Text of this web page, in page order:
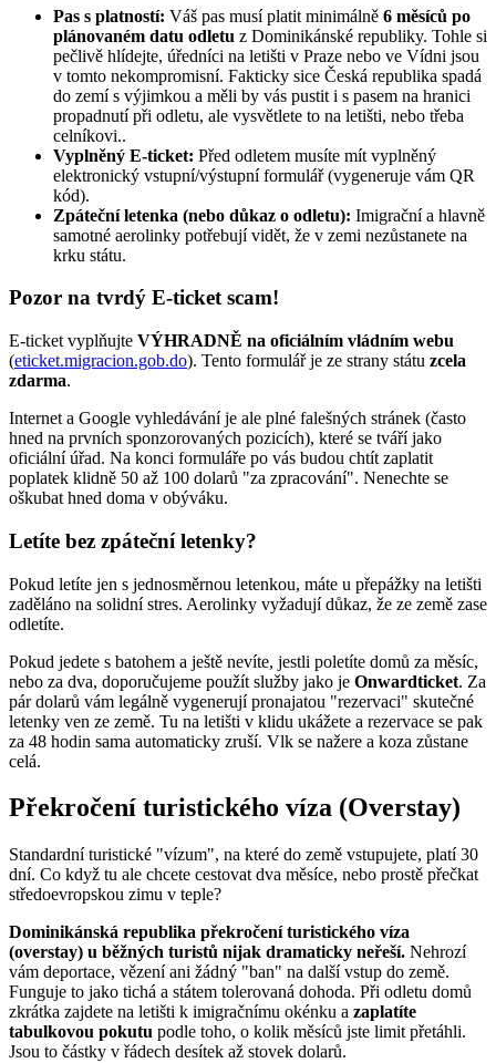
Pas s platností: Váš pas musí platit minimálně 6 měsíců po
plánovaném datu odletu z Dominikánské republiky. Tohle si
pečlivě hlídejte, úředníci na letišti v Praze nebo ve Vídni jsou
v tomto nekompromisní. Fakticky sice Česká republika spadá
do zemí s výjimkou a měli by vás pustit i s pasem na hranici
propadnutí při odletu, ale vysvětlete to na letišti, nebo třeba
celníkovi..
Vyplněný E-ticket: Před odletem musíte mít vyplněný
elektronický vstupní/výstupní formulář (vygeneruje vám QR
kód).
Zpáteční letenka (nebo důkaz o odletu): Imigrační a hlavně
samotné aerolinky potřebují vidět, že v zemi nezůstanete na
krku státu.
Pozor na tvrdý E-ticket scam!
E-ticket vyplňujte VÝHRADNĚ na oficiálním vládním webu
(eticket.migracion.gob.do). Tento formulář je ze strany státu zcela
zdarma.
Internet a Google vyhledávání je ale plné falešných stránek (často
hned na prvních sponzorovaných pozicích), které se tváří jako
oficiální úřad. Na konci formuláře po vás budou chtít zaplatit
poplatek klidně 50 až 100 dolarů "za zpracování". Nenechte se
oškubat hned doma v obýváku.
Letíte bez zpáteční letenky?
Pokud letíte jen s jednosměrnou letenkou, máte u přepážky na letišti
zaděláno na solidní stres. Aerolinky vyžadují důkaz, že ze země zase
odletíte.
Pokud jedete s batohem a ještě nevíte, jestli poletíte domů za měsíc,
nebo za dva, doporučujeme použít služby jako je Onwardticket. Za
pár dolarů vám legálně vygenerují pronajatou "rezervaci" skutečné
letenky ven ze země. Tu na letišti v klidu ukážete a rezervace se pak
za 48 hodin sama automaticky zruší. Vlk se nažere a koza zůstane
celá.
Překročení turistického víza (Overstay)
Standardní turistické "vízum", na které do země vstupujete, platí 30
dní. Co když tu ale chcete cestovat dva měsíce, nebo prostě přečkat
středoevropskou zimu v teple?
Dominikánská republika překročení turistického víza
(overstay) u běžných turistů nijak dramaticky neřeší. Nehrozí
vám deportace, vězení ani žádný "ban" na další vstup do země.
Funguje to jako tichá a státem tolerovaná dohoda. Při odletu domů
zkrátka zajdete na letišti k imigračnímu okénku a zaplatíte
tabulkovou pokutu podle toho, o kolik měsíců jste limit přetáhli.
Jsou to částky v řádech desítek až stovek dolarů.